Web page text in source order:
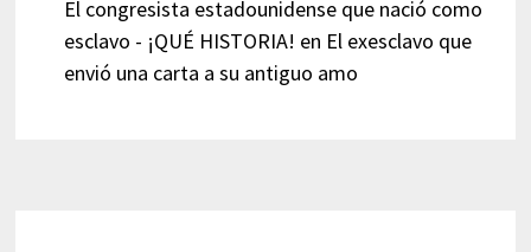
El congresista estadounidense que nació como
esclavo - ¡QUÉ HISTORIA! en El exesclavo que
envió una carta a su antiguo amo